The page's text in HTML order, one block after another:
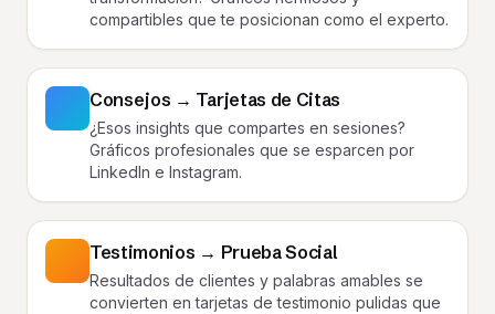
compartibles que te posicionan como el experto.
Consejos → Tarjetas de Citas
¿Esos insights que compartes en sesiones?
Gráficos profesionales que se esparcen por
LinkedIn e Instagram.
Testimonios → Prueba Social
Resultados de clientes y palabras amables se
convierten en tarjetas de testimonio pulidas que